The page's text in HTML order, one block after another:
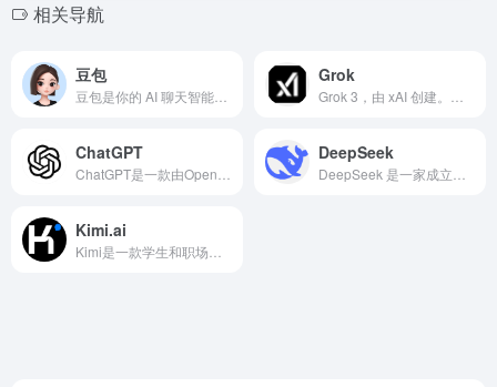
相关导航
豆包 Grok
ChatGPT DeepSeek
Kimi.ai